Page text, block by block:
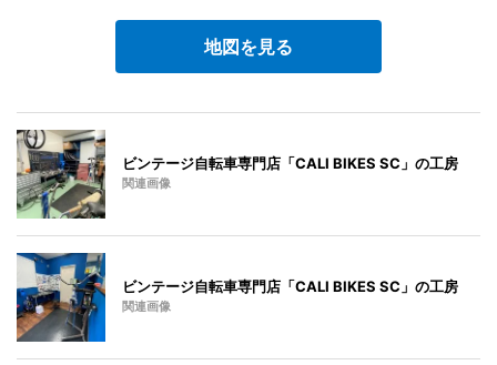
地図を見る
ビンテージ自転車専門店「CALI BIKES SC」の工房
関連画像
ビンテージ自転車専門店「CALI BIKES SC」の工房
関連画像